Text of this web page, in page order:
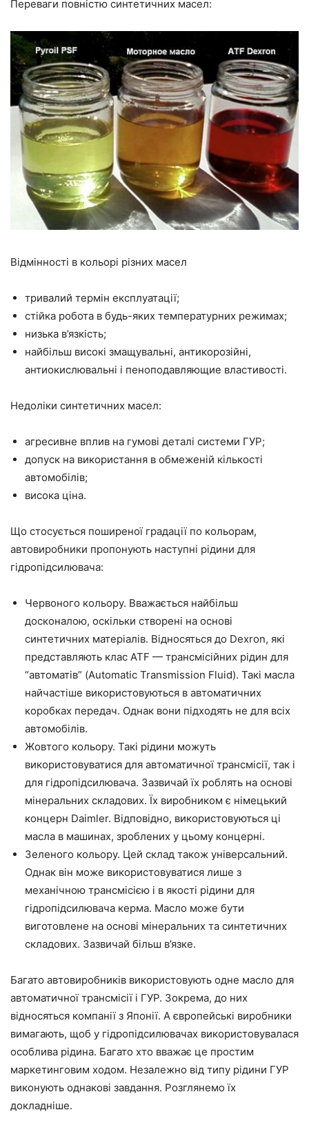
Переваги повністю синтетичних масел:
Відмінності в кольорі різних масел
тривалий термін експлуатації;
стійка робота в будь-яких температурних режимах;
низька в’язкість;
найбільш високі змащувальні, антикорозійні,
антиокислювальні і пеноподавляющие властивості.
Недоліки синтетичних масел:
агресивне вплив на гумові деталі системи ГУР;
допуск на використання в обмеженій кількості
автомобілів;
висока ціна.
Що стосується поширеної градації по кольорам,
автовиробники пропонують наступні рідини для
гідропідсилювача:
Червоного кольору. Вважається найбільш
досконалою, оскільки створені на основі
синтетичних матеріалів. Відносяться до Dexron, які
представляють клас ATF — трансмісійних рідин для
“автоматів” (Automatic Transmission Fluid). Такі масла
найчастіше використовуються в автоматичних
коробках передач. Однак вони підходять не для всіх
автомобілів.
Жовтого кольору. Такі рідини можуть
використовуватися для автоматичної трансмісії, так і
для гідропідсилювача. Зазвичай їх роблять на основі
мінеральних складових. Їх виробником є німецький
концерн Daimler. Відповідно, використовуються ці
масла в машинах, зроблених у цьому концерні.
Зеленого кольору. Цей склад також універсальний.
Однак він може використовуватися лише з
механічною трансмісією і в якості рідини для
гідропідсилювача керма. Масло може бути
виготовлене на основі мінеральних та синтетичних
складових. Зазвичай більш в’язке.
Багато автовиробників використовують одне масло для
автоматичної трансмісії і ГУР. Зокрема, до них
відносяться компанії з Японії. А європейські виробники
вимагають, щоб у гідропідсилювачах використовувалася
особлива рідина. Багато хто вважає це простим
маркетинговим ходом. Незалежно від типу рідини ГУР
виконують однакові завдання. Розглянемо їх
докладніше.